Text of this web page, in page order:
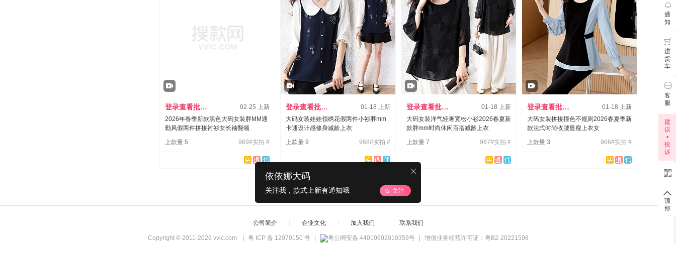

通
知
7月

进
货
车

客
服
建
议
•
投
诉


顶
部
登录查看批发价
02-25 上新
2026年春季新款黑色大码女装胖MM通
勤风假两件拼接衬衫女长袖翻领
上款量 5
969#实拍 #
登录查看批发价
01-18 上新
大码女装娃娃领绣花假两件小衫胖mm
卡通设计感修身减龄上衣
上款量 9
968#实拍 #
登录查看批发价
01-18 上新
大码女装洋气轻奢宽松小衫2026春夏新
款胖mm时尚休闲百搭减龄上衣
上款量 7
967#实拍 #
登录查看批发价
01-18 上新
大码女装拼接撞色不规则2026春夏季新
款法式时尚收腰显瘦上衣女
上款量 3
966#实拍 #
依依娜大码
关注我，款式上新有通知哦 关注
公司简介 企业文化 加入我们 联系我们
Copyright © 2011-2026 vvic.com 粤 ICP 备 12070150 号 粤公网安备 44010602010359号 增值业务经营许可证：粤B2-20221598